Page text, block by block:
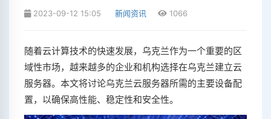
2023-09-12 15:05 新闻资讯 1066
随着云计算技术的快速发展，乌克兰作为一个重要的区
域性市场，越来越多的企业和机构选择在乌克兰建立云
服务器。本文将讨论乌克兰云服务器所需的主要设备配
置，以确保高性能、稳定性和安全性。